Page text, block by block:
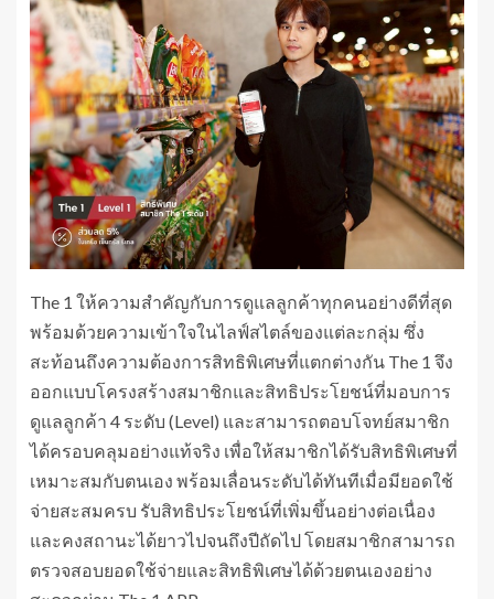
The 1 ให้ความสำคัญกับการดูแลลูกค้าทุกคนอย่างดีที่สุด
พร้อมด้วยความเข้าใจในไลฟ์สไตล์ของแต่ละกลุ่ม ซึ่ง
สะท้อนถึงความต้องการสิทธิพิเศษที่แตกต่างกัน The 1 จึง
ออกแบบโครงสร้างสมาชิกและสิทธิประโยชน์ที่มอบการ
ดูแลลูกค้า 4 ระดับ (Level) และสามารถตอบโจทย์สมาชิก
ได้ครอบคลุมอย่างแท้จริง เพื่อให้สมาชิกได้รับสิทธิพิเศษที่
เหมาะสมกับตนเอง พร้อมเลื่อนระดับได้ทันทีเมื่อมียอดใช้
จ่ายสะสมครบ รับสิทธิประโยชน์ที่เพิ่มขึ้นอย่างต่อเนื่อง
และคงสถานะได้ยาวไปจนถึงปีถัดไป โดยสมาชิกสามารถ
ตรวจสอบยอดใช้จ่ายและสิทธิพิเศษได้ด้วยตนเองอย่าง